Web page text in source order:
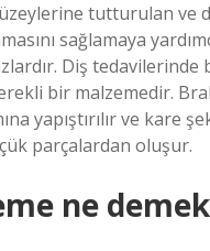
tutturulan ve
sağlamaya
Diş tedavilerinde
bir malzemedir.
yapıştırılır ve kare
parçalardan oluşur.
ne